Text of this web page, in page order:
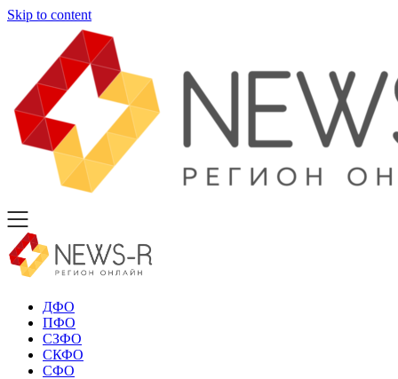
Skip to content
ДФО
ПФО
СЗФО
СКФО
СФО